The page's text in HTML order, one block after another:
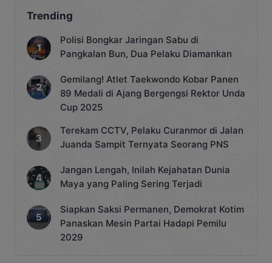
Trending
Polisi Bongkar Jaringan Sabu di
Pangkalan Bun, Dua Pelaku Diamankan
Gemilang! Atlet Taekwondo Kobar Panen
89 Medali di Ajang Bergengsi Rektor Unda
Cup 2025
Terekam CCTV, Pelaku Curanmor di Jalan
Juanda Sampit Ternyata Seorang PNS
Jangan Lengah, Inilah Kejahatan Dunia
Maya yang Paling Sering Terjadi
Siapkan Saksi Permanen, Demokrat Kotim
Panaskan Mesin Partai Hadapi Pemilu
2029